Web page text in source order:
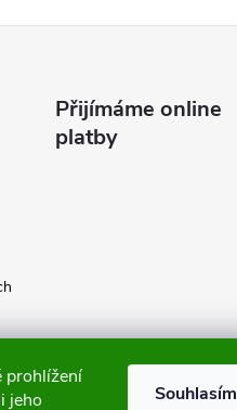
prohlížení
jeho
Souhlasím
Přijímáme online
platby